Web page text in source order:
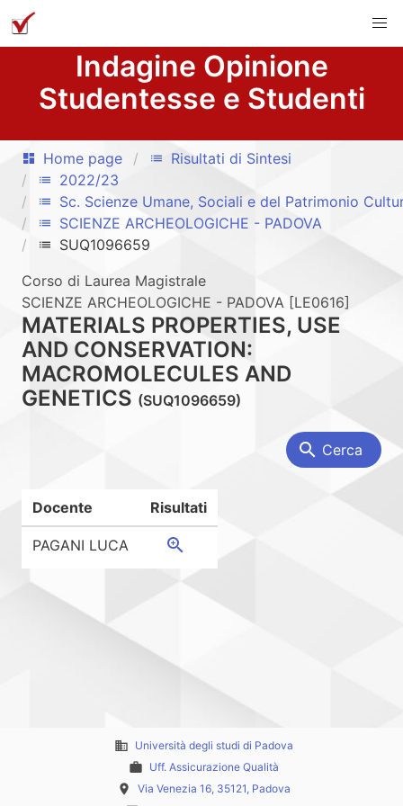
Indagine Opinione
Studentesse e Studenti
dashboard Home page list Risultati di Sintesi
list 2022/23
list Sc. Scienze Umane, Sociali e del Patrimonio
list SCIENZE ARCHEOLOGICHE - PADOVA
list
SUQ1096659
Corso di Laurea Magistrale
SCIENZE ARCHEOLOGICHE - PADOVA [LE0616]
MATERIALS PROPERTIES, USE
AND CONSERVATION:
MACROMOLECULES AND
GENETICS (SUQ1096659)
search Cerca
Docente Risultati
PAGANI LUCA zoom_in
business Università degli studi di Padova
work Uff. Assicurazione Qualità
place Via Venezia 16, 35121, Padova